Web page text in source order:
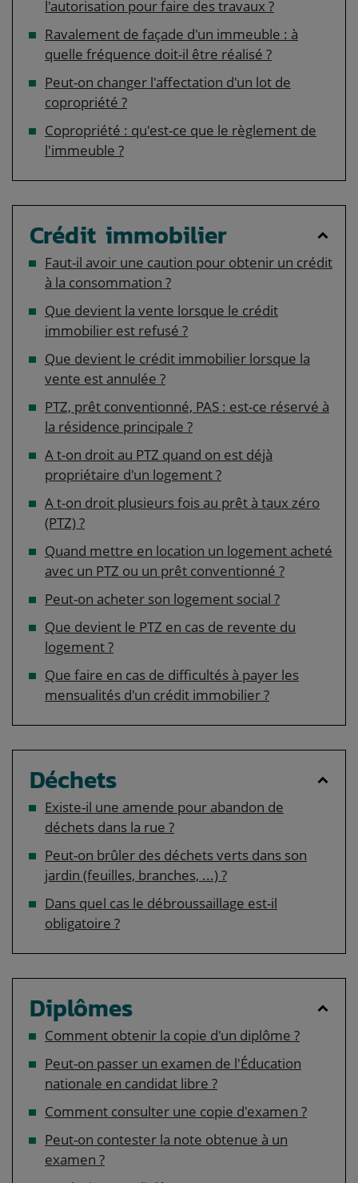
l'autorisation pour faire des travaux ?
Ravalement de façade d'un immeuble : à
quelle fréquence doit-il être réalisé ?
Peut-on changer l'affectation d'un lot de
copropriété ?
Copropriété : qu'est-ce que le règlement de
l'immeuble ?
Crédit immobilier
Faut-il avoir une caution pour obtenir un crédit
à la consommation ?
Que devient la vente lorsque le crédit
immobilier est refusé ?
Que devient le crédit immobilier lorsque la
vente est annulée ?
PTZ, prêt conventionné, PAS : est-ce réservé à
la résidence principale ?
A t-on droit au PTZ quand on est déjà
propriétaire d'un logement ?
A t-on droit plusieurs fois au prêt à taux zéro
(PTZ) ?
Quand mettre en location un logement acheté
avec un PTZ ou un prêt conventionné ?
Peut-on acheter son logement social ?
Que devient le PTZ en cas de revente du
logement ?
Que faire en cas de difficultés à payer les
mensualités d'un crédit immobilier ?
Déchets
Existe-il une amende pour abandon de
déchets dans la rue ?
Peut-on brûler des déchets verts dans son
jardin (feuilles, branches, ...) ?
Dans quel cas le débroussaillage est-il
obligatoire ?
Diplômes
Comment obtenir la copie d'un diplôme ?
Peut-on passer un examen de l'Éducation
nationale en candidat libre ?
Comment consulter une copie d'examen ?
Peut-on contester la note obtenue à un
examen ?